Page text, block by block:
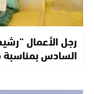
رجل الأعمال
السادس